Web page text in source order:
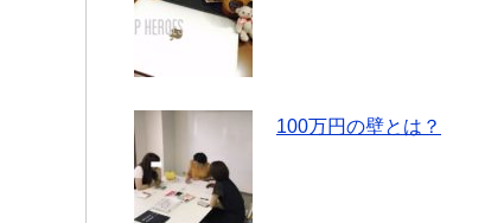
100万円の壁とは？